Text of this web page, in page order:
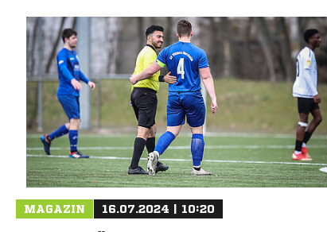
MAGAZIN 16.07.2024 | 10:20